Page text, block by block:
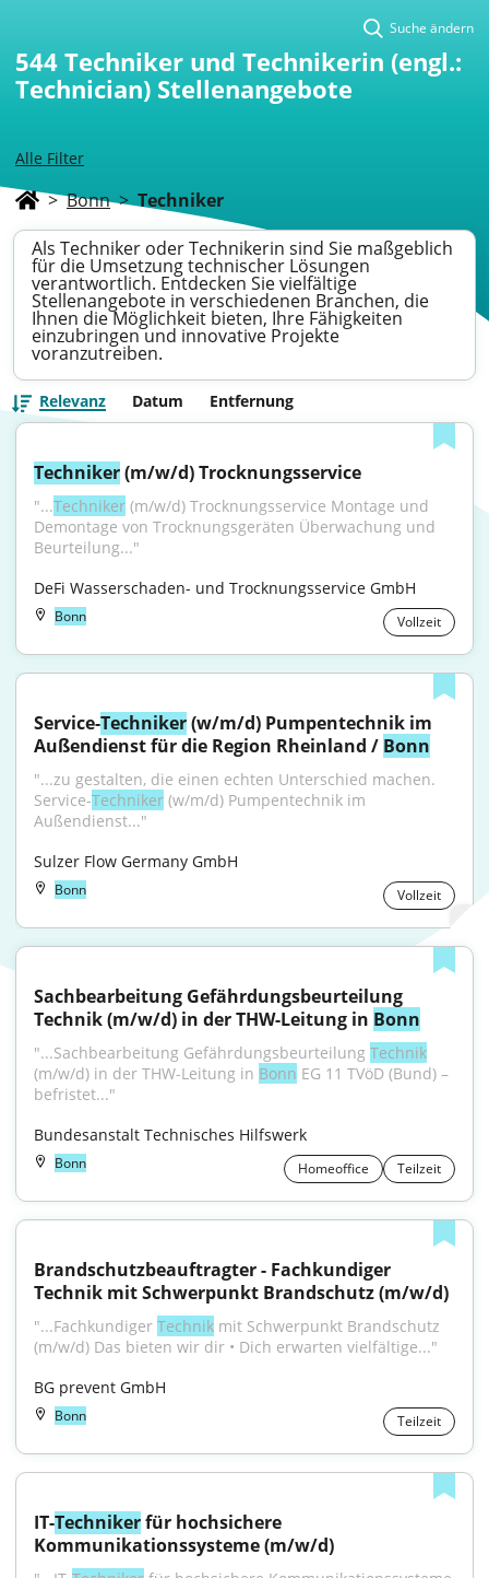
Alle Filter
Suche ändern
544 Techniker und Technikerin (engl.:
Technician) Stellenangebote
> Bonn > Techniker
Als Techniker oder Technikerin sind Sie maßgeblich
für die Umsetzung technischer Lösungen
verantwortlich. Entdecken Sie vielfältige
Stellenangebote in verschiedenen Branchen, die
Ihnen die Möglichkeit bieten, Ihre Fähigkeiten
einzubringen und innovative Projekte
voranzutreiben.
Relevanz Datum Entfernung
Techniker (m/w/d) Trocknungsservice
"...Techniker (m/w/d) Trocknungsservice Montage und
Demontage von Trocknungsgeräten Überwachung und
Beurteilung..."
DeFi Wasserschaden- und Trocknungsservice GmbH
Bonn Vollzeit
Service-Techniker (w/m/d) Pumpentechnik im
Außendienst für die Region Rheinland / Bonn
"...zu gestalten, die einen echten Unterschied machen.
Service-Techniker (w/m/d) Pumpentechnik im
Außendienst..."
Sulzer Flow Germany GmbH
Bonn Vollzeit
Sachbearbeitung Gefährdungs­beurteilung
Technik (m/w/d) in der THW-Leitung in Bonn
"...Sachbearbeitung Gefährdungs­beurteilung Technik
(m/w/d) in der THW-Leitung in Bonn EG 11 TVöD (Bund) –
befristet..."
Bundesanstalt Technisches Hilfswerk
Bonn Homeoffice Teilzeit
Brandschutzbeauftragter - Fachkundiger
Technik mit Schwerpunkt Brandschutz (m/w/d)
"...Fachkundiger Technik mit Schwerpunkt Brandschutz
(m/w/d) Das bieten wir dir • Dich erwarten vielfältige..."
BG prevent GmbH
Bonn Teilzeit
IT-Techniker für hochsichere
Kommunikationssysteme (m/w/d)